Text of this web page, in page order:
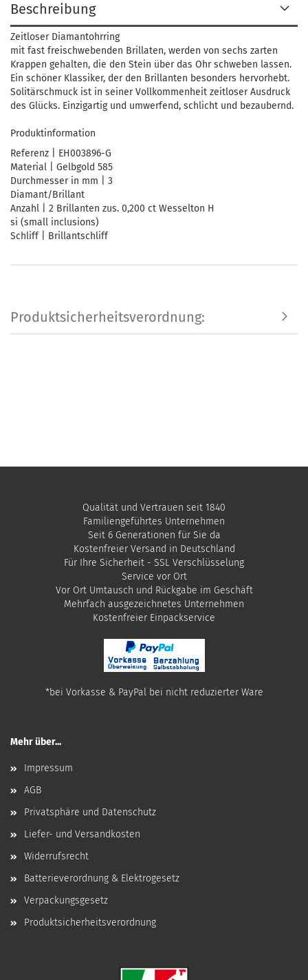
Beschreibung
Zeitloser Diamantohrring
mit fast freischwebenden Brillaten, werden von sechs zarten
Krappen gehalten, die den Stein über das Ohr schweben lassen.
Ein schöner Klassiker, der den Brillanten besonders hervorhebt.
Solitärschmuck ist in seiner Vollkommenheit zeitloser Ausdruck
des Glücks. Einzigartig und umwerfend, schlicht und bezaubernd.
Produktinformation
Referenz | EH003896-G
Material | Gelbgold 585
Durchmesser in mm | 3
Diamant/Brillant
Anzahl | 2 Brillanten zus. 0,200 ct Wesselton H
si (small inclusions)
Schliff | Brillantschliff
Produktsicherheitsverordnung:
Qualität und Vertrauen seit 1840
Familiengeführtes Unternehmen
Seit 6 Generationen für Sie da
Kostenfreier Versand in Deutschland
Für Ihre Sicherheit - SSL Verschlüsselung
Service vor Ort
Vor Ort Umtausch und Rückgabe im Geschäft
Mehrfach ausgezeichnetes Unternehmen
​Kostenfreier Einpackservice
*bei Vorkasse & PayPal bei nicht reduzierter Ware
Mehr über...
Impressum
AGB
Privatsphäre und Datenschutz
Liefer- und Versandkosten
Widerrufsrecht
Batterieverordnung & Elektrogesetz
Verpackungsgesetz
Produktsicherheitsverordnung